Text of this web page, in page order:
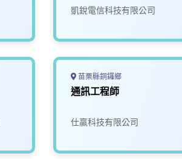
凱銳電信科技有限公司
苗栗縣銅鑼鄉
通訊工程師
仕贏科技有限公司